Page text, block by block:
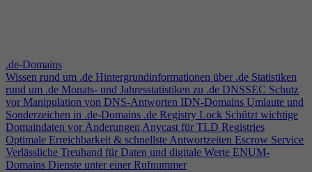
.de-Domains
Wissen rund um .de Hintergrundinformationen über .de Statistiken
rund um .de Monats- und Jahresstatistiken zu .de DNSSEC Schutz
vor Manipulation von DNS-Antworten IDN-Domains Umlaute und
Sonderzeichen in .de-Domains .de Registry Lock Schützt wichtige
Domaindaten vor ÄnderungenAnycast für TLD Registries
Optimale Erreichbarkeit & schnellste Antwortzeiten Escrow Service
Verlässliche Treuhand für Daten und digitale Werte ENUM-
Domains Dienste unter einer Rufnummer